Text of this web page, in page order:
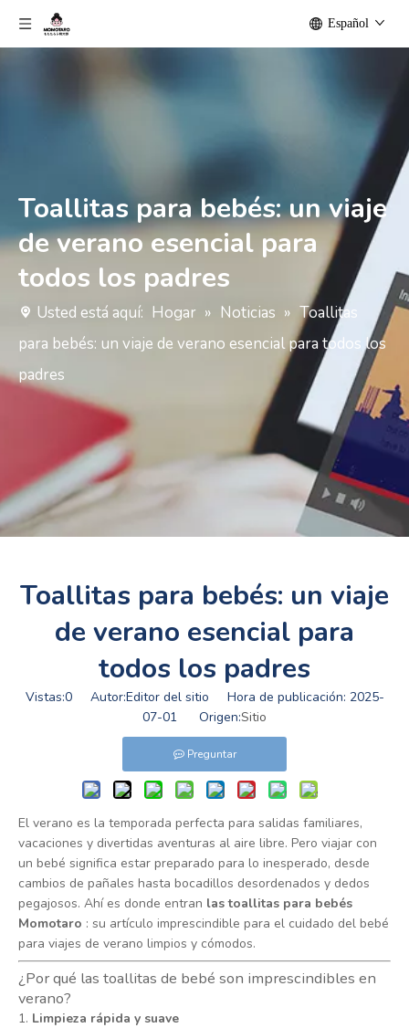
Español
Toallitas para bebés: un viaje
de verano esencial para
todos los padres
Usted está aquí: Hogar » Noticias » Toallitas
para bebés: un viaje de verano esencial para todos los
padres
Toallitas para bebés: un viaje
de verano esencial para
todos los padres
Vistas:0Autor:Editor del sitio Hora de publicación: 2025-
07-01 Origen:Sitio
Preguntar
El verano es la temporada perfecta para salidas familiares,
vacaciones y divertidas aventuras al aire libre. Pero viajar con
un bebé significa estar preparado para lo inesperado, desde
cambios de pañales hasta bocadillos desordenados y dedos
pegajosos. Ahí es donde entran las toallitas para bebés
Momotaro : su artículo imprescindible para el cuidado del bebé
para viajes de verano limpios y cómodos.
¿Por qué las toallitas de bebé son imprescindibles en
verano?
1. Limpieza rápida y suave